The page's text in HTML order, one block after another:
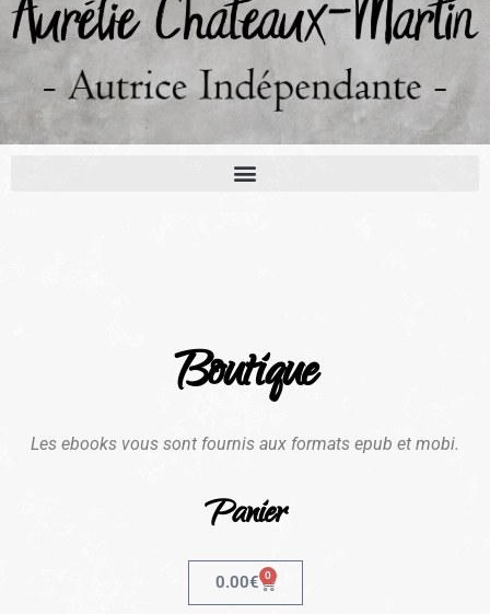
Boutique
Les ebooks vous sont fournis aux formats epub et mobi.
Panier
0.00€ 0